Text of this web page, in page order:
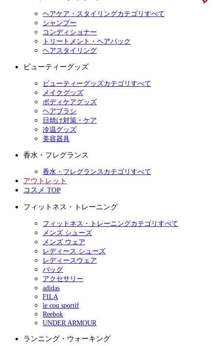
ヘアケア・スタイリングカテゴリすべて
シャンプー
コンディショナー
トリートメント・ヘアパック
ヘアスタイリング
ビューティーグッズ
ビューティーグッズカテゴリすべて
メイクグッズ
ボディケアグッズ
ヘアブラシ
日焼け対策・ケア
冷温グッズ
美容器具
香水・フレグランス
香水・フレグランスカテゴリすべて
アウトレット
コスメ TOP
フィットネス・トレーニング
フィットネス・トレーニングカテゴリすべて
メンズ シューズ
メンズ ウェア
レディース シューズ
レディースウェア
バッグ
アクセサリー
adidas
FILA
le coq sportif
Reebok
UNDER ARMOUR
ランニング・ウォーキング